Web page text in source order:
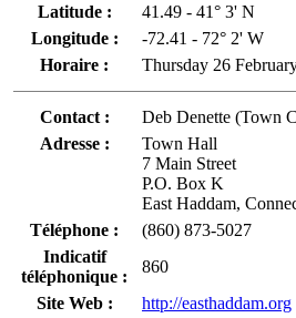
Latitude :
41.49 - 41° 3' N
Longitude :
-72.41 - 72° 2' W
Horaire :
Thursday 26
Contact :
Deb Denette (Town
Adresse :
Town Hall
7 Main Street
P.O. Box K
East Haddam,
Téléphone :
(860) 873-5027
Indicatif
téléphonique :
860
Site Web :
http://easthaddam.org